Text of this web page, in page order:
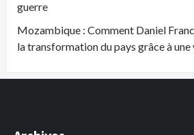
guerre
Mozambique : Comment Daniel
la transformation du pays grâce à